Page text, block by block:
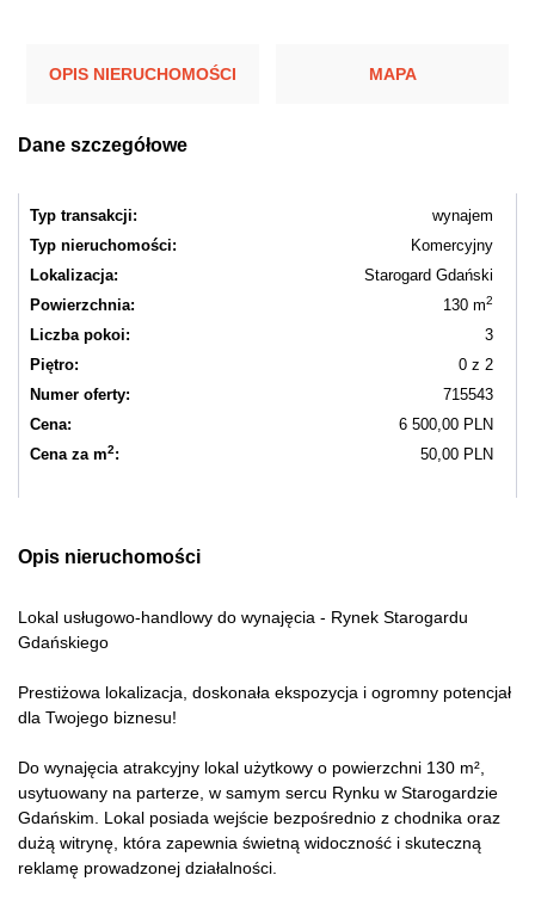
OPIS NIERUCHOMOŚCI MAPA
Dane szczegółowe
Typ transakcji:
wynajem
Typ nieruchomości:
Komercyjny
Lokalizacja:
Starogard Gdański
Powierzchnia:
130 m2
Liczba pokoi:
3
Piętro:
0 z 2
Numer oferty:
715543
Cena:
6 500,00 PLN
Cena za m2: 50,00 PLN
Opis nieruchomości
Lokal usługowo-handlowy do wynajęcia - Rynek Starogardu
Gdańskiego
Prestiżowa lokalizacja, doskonała ekspozycja i ogromny potencjał
dla Twojego biznesu!
Do wynajęcia atrakcyjny lokal użytkowy o powierzchni 130 m²,
usytuowany na parterze, w samym sercu Rynku w Starogardzie
Gdańskim. Lokal posiada wejście bezpośrednio z chodnika oraz
dużą witrynę, która zapewnia świetną widoczność i skuteczną
reklamę prowadzonej działalności.